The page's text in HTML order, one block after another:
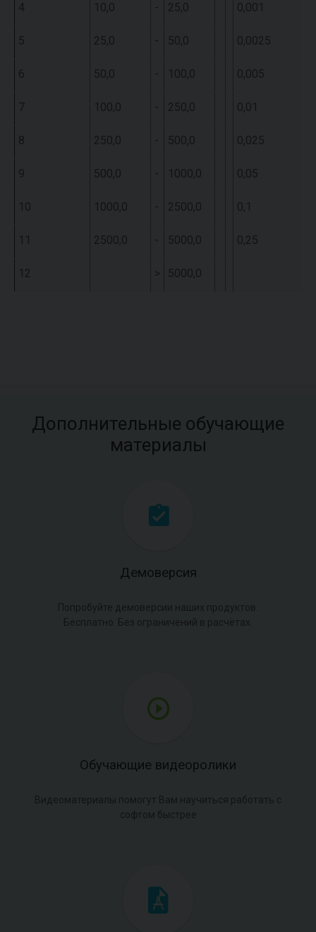
4 10,0 - 25,0 0,001
5 25,0 - 50,0 0,0025
6 50,0 - 100,0 0,005
7 100,0 - 250,0 0,01
8 250,0 - 500,0 0,025
9 500,0 - 1000,0 0,05
10 1000,0 - 2500,0 0,1
11 2500,0 - 5000,0 0,25
12 > 5000,0
Дополнительные обучающие
материалы
Демоверсия
Попробуйте демоверсии наших продуктов.
Бесплатно. Без ограничений в расчётах.
Обучающие видеоролики
Видеоматериалы помогут Вам научиться работать с
софтом быстрее